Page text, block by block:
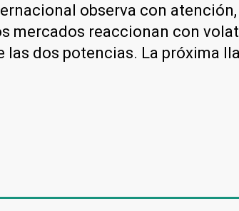
observa con
mercados reaccionan con
las dos potencias. La próxima